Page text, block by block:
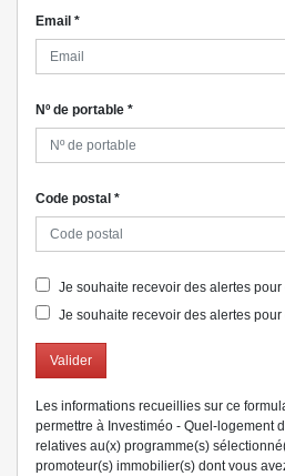
Email *
Nº de portable *
Code postal *
Je souhaite recevoir des alertes
Je souhaite recevoir des alertes
Valider
Les informations recueillies sur ce
permettre à Investiméo - Quel-logement
relatives au(x) programme(s)
promoteur(s) immobilier(s) dont vous